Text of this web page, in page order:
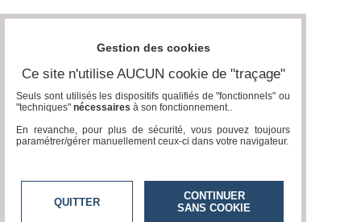
Gestion des cookies
Ce site n'utilise AUCUN cookie de "traçage"
Seuls sont utilisés les dispositifs qualifiés de "fonctionnels" ou
"techniques" nécessaires à son fonctionnement..
En revanche, pour plus de sécurité, vous pouvez toujours
paramétrer/gérer manuellement ceux-ci dans votre navigateur.
QUITTER
CONTINUER
SANS COOKIE